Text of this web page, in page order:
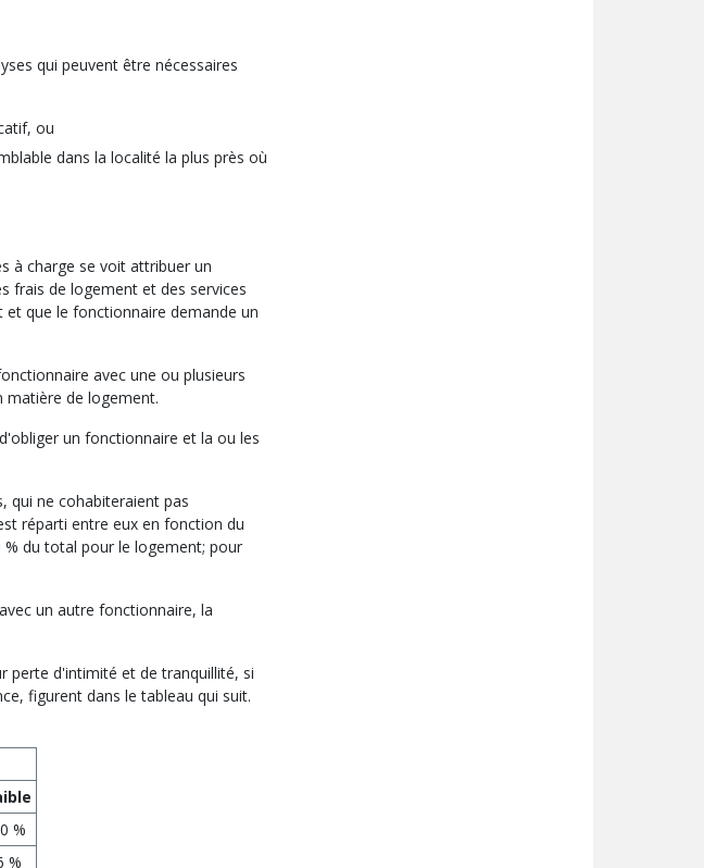
qui peuvent être nécessaires
ou
dans la localité la plus près où
à charge se voit attribuer un
frais de logement et des services
que le fonctionnaire demande un
avec une ou plusieurs
matière de logement.
un fonctionnaire et la ou les
qui ne cohabiteraient pas
réparti entre eux en fonction du
du total pour le logement; pour
un autre fonctionnaire, la
perte d'intimité et de tranquillité, si
figurent dans le tableau qui suit.
%
%